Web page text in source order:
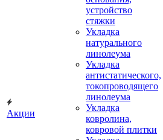
Акции
устройство
стяжки
Укладка
натурального
линолеума
Укладка
антистатического,
токопроводящего
линолеума
Укладка
ковролина,
ковровой плитки